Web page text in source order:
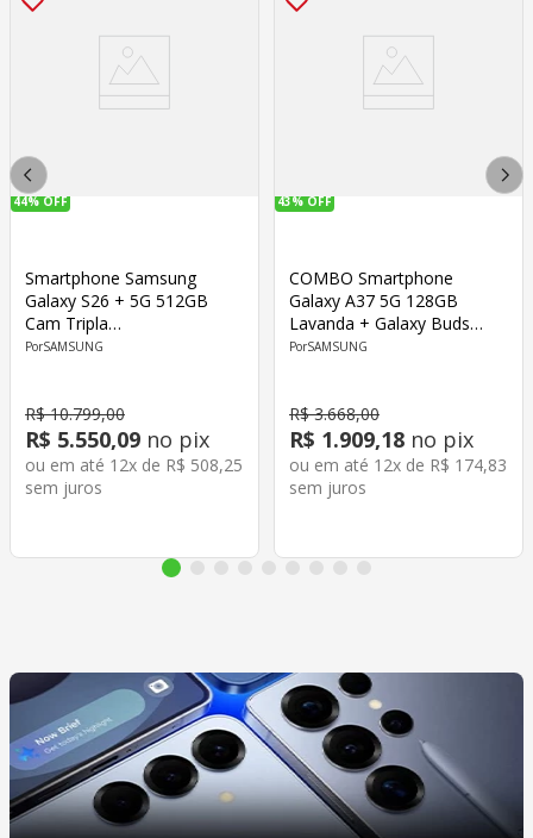
44%OFF
Smartphone Samsung
Galaxy S26 + 5G 512GB
Cam Tripla
50MP+12MP+10MP Cam
SAMSUNG
R$ 10.799,00
R$ 5.550,09 no pix
ou em até 12x de R$ 508,25
sem juros
43%OFF
COMBO Smartphone
Galaxy A37 5G 128GB
Lavanda + Galaxy Buds
Core - Samsung
SAMSUNG
R$ 3.668,00
R$ 1.909,18 no pix
ou em até 12x de R$ 174,83
sem juros